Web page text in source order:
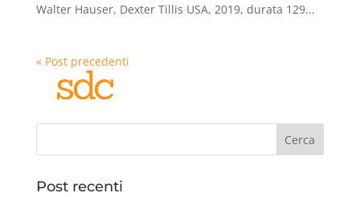
Walter Hauser, Dexter Tillis USA, 2019, durata 129...
« Post precedenti
Cerca
Post recenti